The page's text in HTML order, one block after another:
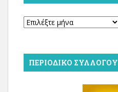
Αρχείο
ΠΕΡΙΟΔΙΚΌ ΣΥΛΛΌΓΟΥ